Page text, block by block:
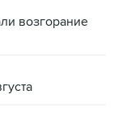
возгорание